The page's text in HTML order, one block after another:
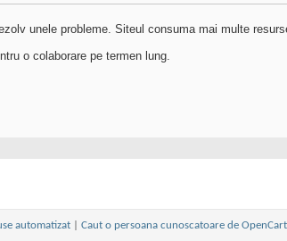
unele probleme. Siteul consuma mai multe
o colaborare pe termen lung.
automatizat| Caut o persoana cunoscatoare de OpenCart